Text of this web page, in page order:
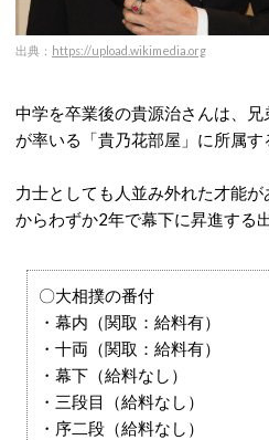
出典： https://upload.wikimedia.org
中学を卒業後の貴源治さんは、
が率いる「貴乃花部屋」に所属す
力士としても人並み外れた才能
からわずか2年で幕下に昇進する
〇大相撲の番付
・幕内（関取：給料有）
・十両（関取：給料有）
・幕下（給料なし）
・三段目（給料なし）
・序二段（給料なし）